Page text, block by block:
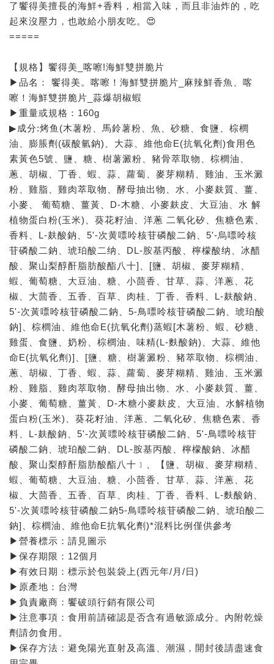
了饗得美擅長的海鮮+香料，相當入味，而且非油炸的，吃
起來沒壓力，也敢給小朋友吃。😍
=====
【規格】饗得美_喀嚓!海鮮雙拼脆片
▶品名： 饗得美。喀嚓！海鮮雙拼脆片_麻辣鮮香魚、喀
嚓！海鮮雙拼脆片_蒜爆胡椒蝦
▶重量或規格：160g
▶成分:烤鱼(木薯粉、馬鈴薯粉、魚、砂糖、食鹽、棕櫚
油、膨脹劑(碳酸氫鈉)、大蒜、維他命E(抗氧化劑)食用色
素黃色5號、鹽、糖、樹薯澱粉、豬骨萃取物、棕櫚油、
蔥、胡椒、丁香、蝦、蒜、蘿蔔、麥芽糊精、雞油、玉米澱
粉、雞脂、雞肉萃取物、酵母抽出物、水、小麥麸質、薑、
小麥、 葡萄糖、薑黃、D-木糖、小麥麸皮、大豆油、水 解
植物蛋白粉(玉米)、葵花籽油、洋蔥 二氧化矽、焦糖色素、
香料、L-麸酸鈉、5'-次黄嘌呤核苷磷酸二鈉、5'-烏嘌呤核
苷磷酸二鈉、琥珀酸二纳、DL-胺基丙酸、檸檬酸纳、冰醋
酸、聚山梨醇酐脂肪酸酯八十]、[鹽、胡椒、麥芽糊精、
蝦、葡萄糖、大豆油、糖、小茴香、甘草、蒜、洋蔥、花
椒、大茴香、五香、百草、肉桂、丁香、香料、L-麸酸鈉、
5'-次黃嘌呤核苷磷酸二鈉、5-鳥嘌呤核苷磷酸二鈉、琥珀酸
鈉]、棕櫚油、維他命E(抗氧化劑)蒸蝦[木薯粉、蝦、砂糖、
雞蛋、食鹽、奶粉、棕櫚油、味精(L-麩酸鈉)、大蒜、維他
命E(抗氧化劑)]、[鹽、糖、樹薯澱粉、豬萃取物、棕櫚油、
蔥、胡椒、丁香、蝦、蒜、蘿蔔、麥芽糊精、雞油、玉米澱
粉、雞脂、雞肉萃取物、酵母抽出物、水、小麥麸質、薑、
小麥、葡萄糖、薑黃、D-木糖小麥麸皮、大豆油、水解植物
蛋白粉(玉米)、葵花籽油、洋蔥、二氧化矽、焦糖色素、香
料、L-麸酸鈉、5'-次黃嘌呤核苷磷酸二鈉、5'-鳥嘌呤核苷
磷酸二鈉、琥珀酸二鈉、DL-胺基丙酸、檸檬酸鈉、冰醋
酸、聚山梨醇酐脂肪酸酯八十﹞、【鹽、胡椒、麥芽糊精、
蝦、葡萄糖、大豆油、糖、小茴香、甘草、蒜、洋蔥、花
椒、大茴香、五香、百草、肉桂、丁香、香料、L-麩酸鈉、
5'-次黃嘌呤核苷磷酸二鈉5-鳥嘌呤核苷磷酸二鈉、琥珀酸二
鈉]、棕櫚油、維他命E抗氧化劑)*混料比例僅供參考
▶營養標示：請見圖示
▶保存期限：12個月
▶有效日期：標示於包裝袋上(西元年/月/日)
▶原產地：台灣
▶負責廠商：饗破頭行銷有限公司
▶注意事項：食用前請確認是否含有過敏源成分。內附乾燥
劑請勿食用。
▶保存方法：避免陽光直射及高溫、潮濕，開封後請盡速食